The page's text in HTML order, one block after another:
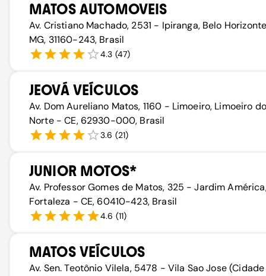
MATOS AUTOMOVEIS
Av. Cristiano Machado, 2531 - Ipiranga, Belo
MG, 31160-243, Brasil
4.3 (47)
JEOVÁ VEÍCULOS
Av. Dom Aureliano Matos, 1160 - Limoeiro, Limoeiro do
Norte - CE, 62930-000, Brasil
3.6 (21)
JUNIOR MOTOS*
Av. Professor Gomes de Matos, 325 - Jardim
Fortaleza - CE, 60410-423, Brasil
4.6 (11)
MATOS VEÍCULOS
Av. Sen. Teotônio Vilela, 5478 - Vila Sao Jose (Cidade